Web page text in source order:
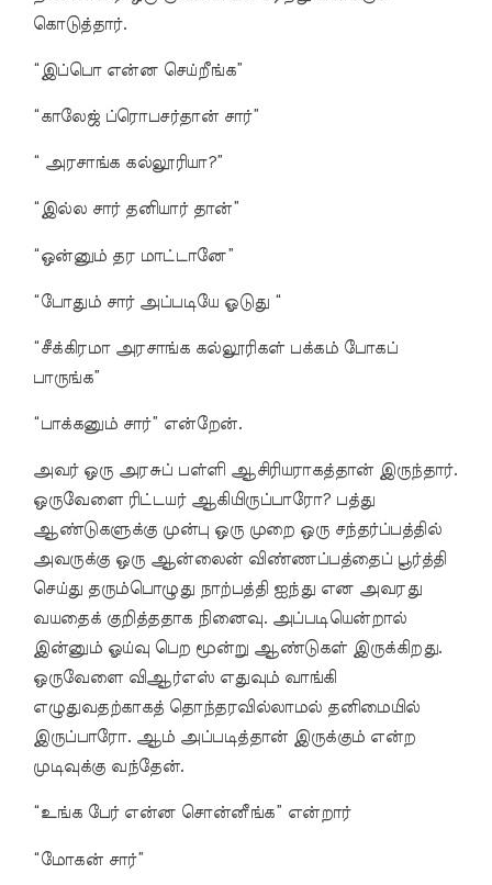
கொடுத்தார்.
“இப்பொ என்ன செய்றீங்க”
“காலேஜ் ப்ரொபசர்தான் சார்”
“ அரசாங்க கல்லூரியா?”
“இல்ல சார் தனியார் தான்”
“ஒன்னும் தர மாட்டானே”
“போதும் சார் அப்படியே ஓடுது “
“சீக்கிரமா அரசாங்க கல்லூரிகள் பக்கம் போகப்
பாருங்க”
“பாக்கனும் சார்” என்றேன்.
அவர் ஒரு அரசுப் பள்ளி ஆசிரியராகத்தான் இருந்தார்.
ஒருவேளை ரிட்டயர் ஆகியிருப்பாரோ? பத்து
ஆண்டுகளுக்கு முன்பு ஒரு முறை ஒரு சந்தர்ப்பத்தில்
அவருக்கு ஒரு ஆன்லைன் விண்ணப்பத்தைப் பூர்த்தி
செய்து தரும்பொழுது நாற்பத்தி ஐந்து என அவரது
வயதைக் குறித்ததாக நினைவு. அப்படியென்றால்
இன்னும் ஓய்வு பெற மூன்று ஆண்டுகள் இருக்கிறது.
ஒருவேளை விஆர்எஸ் எதுவும் வாங்கி
எழுதுவதற்காகத் தொந்தரவில்லாமல் தனிமையில்
இருப்பாரோ. ஆம் அப்படித்தான் இருக்கும் என்ற
முடிவுக்கு வந்தேன்.
“உங்க பேர் என்ன சொன்னீங்க” என்றார்
“மோகன் சார்”